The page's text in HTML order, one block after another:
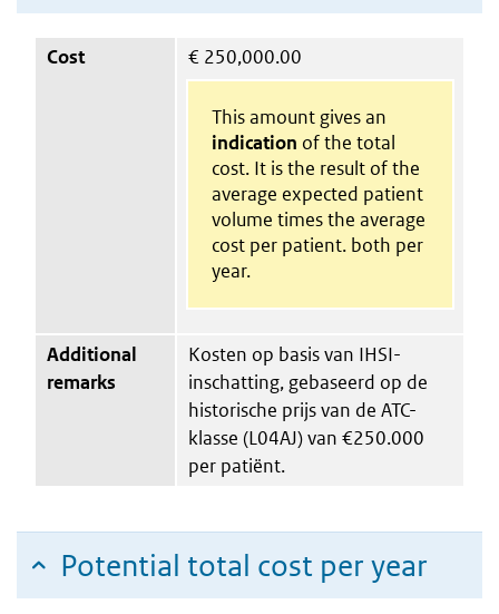
Cost € 250,000.00
This amount gives an
indication of the total
cost. It is the result of the
average expected patient
volume times the average
cost per patient. both per
year.
Additional
remarks
Kosten op basis van IHSI-
inschatting, gebaseerd op de
historische prijs van de ATC-
klasse (L04AJ) van €250.000
per patiënt.
Potential total cost per year